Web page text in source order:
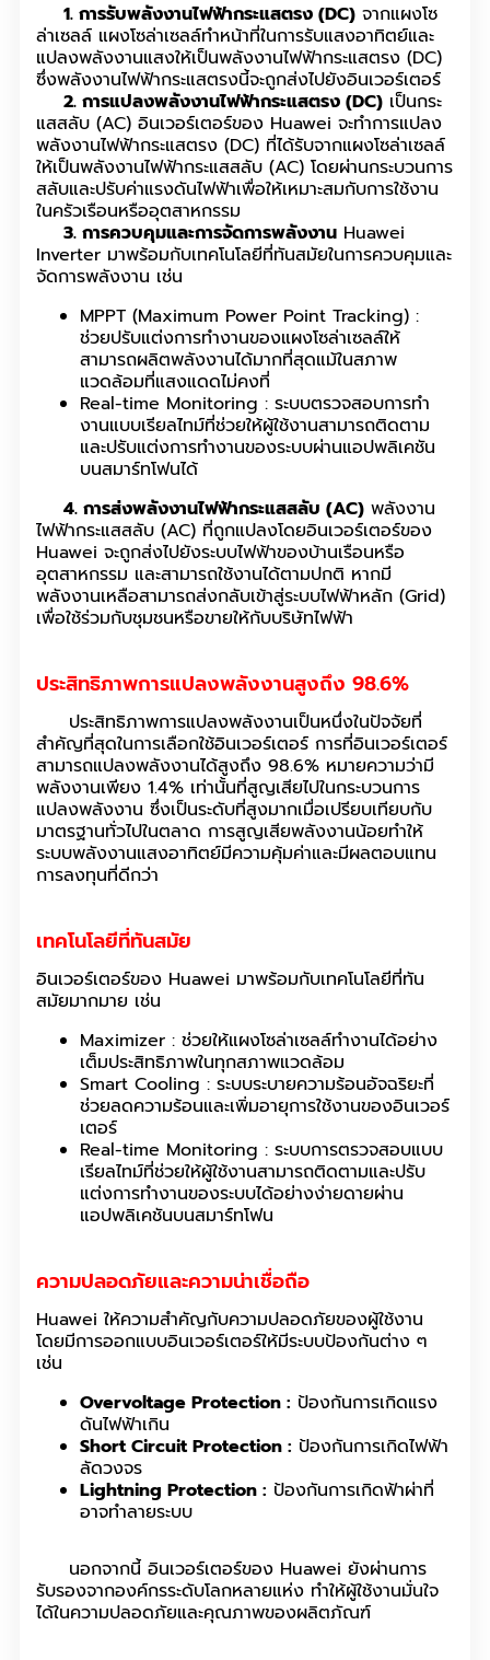
1. การรับพลังงานไฟฟ้ากระแสตรง (DC) จากแผงโซ
ล่าเซลล์ แผงโซล่าเซลล์ทำหน้าที่ในการรับแสงอาทิตย์และ
แปลงพลังงานแสงให้เป็นพลังงานไฟฟ้ากระแสตรง (DC)
ซึ่งพลังงานไฟฟ้ากระแสตรงนี้จะถูกส่งไปยังอินเวอร์เตอร์
2. การแปลงพลังงานไฟฟ้ากระแสตรง (DC) เป็นกระ
แสสลับ (AC) อินเวอร์เตอร์ของ Huawei จะทำการแปลง
พลังงานไฟฟ้ากระแสตรง (DC) ที่ได้รับจากแผงโซล่าเซลล์
ให้เป็นพลังงานไฟฟ้ากระแสสลับ (AC) โดยผ่านกระบวนการ
สลับและปรับค่าแรงดันไฟฟ้าเพื่อให้เหมาะสมกับการใช้งาน
ในครัวเรือนหรืออุตสาหกรรม
3. การควบคุมและการจัดการพลังงาน Huawei
Inverter มาพร้อมกับเทคโนโลยีที่ทันสมัยในการควบคุมและ
จัดการพลังงาน เช่น
MPPT (Maximum Power Point Tracking) :
ช่วยปรับแต่งการทำงานของแผงโซล่าเซลล์ให้
สามารถผลิตพลังงานได้มากที่สุดแม้ในสภาพ
แวดล้อมที่แสงแดดไม่คงที่
Real-time Monitoring : ระบบตรวจสอบการทำ
งานแบบเรียลไทม์ที่ช่วยให้ผู้ใช้งานสามารถติดตาม
และปรับแต่งการทำงานของระบบผ่านแอปพลิเคชัน
บนสมาร์ทโฟนได้
4. การส่งพลังงานไฟฟ้ากระแสสลับ (AC) พลังงาน
ไฟฟ้ากระแสสลับ (AC) ที่ถูกแปลงโดยอินเวอร์เตอร์ของ
Huawei จะถูกส่งไปยังระบบไฟฟ้าของบ้านเรือนหรือ
อุตสาหกรรม และสามารถใช้งานได้ตามปกติ หากมี
พลังงานเหลือสามารถส่งกลับเข้าสู่ระบบไฟฟ้าหลัก (Grid)
เพื่อใช้ร่วมกับชุมชนหรือขายให้กับบริษัทไฟฟ้า
ประสิทธิภาพการแปลงพลังงานสูงถึง 98.6%
ประสิทธิภาพการแปลงพลังงานเป็นหนึ่งในปัจจัยที่
สำคัญที่สุดในการเลือกใช้อินเวอร์เตอร์ การที่อินเวอร์เตอร์
สามารถแปลงพลังงานได้สูงถึง 98.6% หมายความว่ามี
พลังงานเพียง 1.4% เท่านั้นที่สูญเสียไปในกระบวนการ
แปลงพลังงาน ซึ่งเป็นระดับที่สูงมากเมื่อเปรียบเทียบกับ
มาตรฐานทั่วไปในตลาด การสูญเสียพลังงานน้อยทำให้
ระบบพลังงานแสงอาทิตย์มีความคุ้มค่าและมีผลตอบแทน
การลงทุนที่ดีกว่า
เทคโนโลยีที่ทันสมัย
อินเวอร์เตอร์ของ Huawei มาพร้อมกับเทคโนโลยีที่ทัน
สมัยมากมาย เช่น
Maximizer : ช่วยให้แผงโซล่าเซลล์ทำงานได้อย่าง
เต็มประสิทธิภาพในทุกสภาพแวดล้อม
Smart Cooling : ระบบระบายความร้อนอัจฉริยะที่
ช่วยลดความร้อนและเพิ่มอายุการใช้งานของอินเวอร์
เตอร์
Real-time Monitoring : ระบบการตรวจสอบแบบ
เรียลไทม์ที่ช่วยให้ผู้ใช้งานสามารถติดตามและปรับ
แต่งการทำงานของระบบได้อย่างง่ายดายผ่าน
แอปพลิเคชันบนสมาร์ทโฟน
ความปลอดภัยและความน่าเชื่อถือ
Huawei ให้ความสำคัญกับความปลอดภัยของผู้ใช้งาน
โดยมีการออกแบบอินเวอร์เตอร์ให้มีระบบป้องกันต่าง ๆ
เช่น
Overvoltage Protection : ป้องกันการเกิดแรง
ดันไฟฟ้าเกิน
Short Circuit Protection : ป้องกันการเกิดไฟฟ้า
ลัดวงจร
Lightning Protection : ป้องกันการเกิดฟ้าผ่าที่
อาจทำลายระบบ
นอกจากนี้ อินเวอร์เตอร์ของ Huawei ยังผ่านการ
รับรองจากองค์กรระดับโลกหลายแห่ง ทำให้ผู้ใช้งานมั่นใจ
ได้ในความปลอดภัยและคุณภาพของผลิตภัณฑ์